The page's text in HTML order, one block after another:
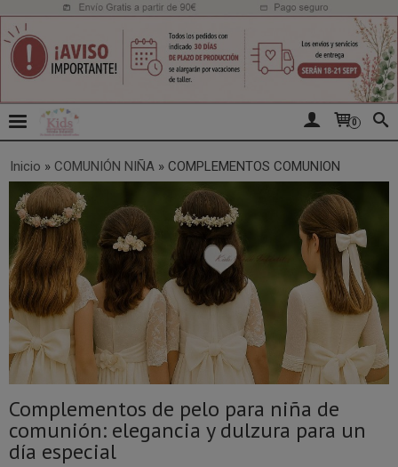
0
Inicio » COMUNIÓN NIÑA » COMPLEMENTOS COMUNION
Complementos de pelo para niña de
comunión: elegancia y dulzura para un
día especial